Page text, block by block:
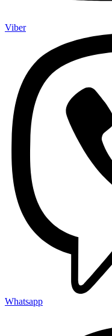
Viber
Whatsapp